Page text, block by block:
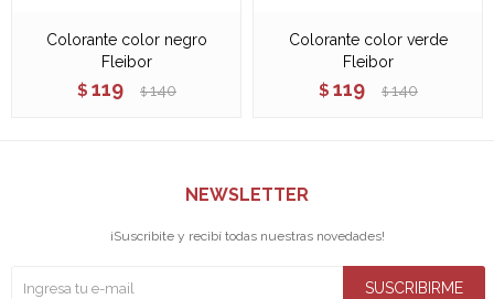
Colorante color negro
Fleibor
$ 119 $ 140
Colorante color verde
Fleibor
$ 119 $ 140
NEWSLETTER
¡Suscribite y recibí todas nuestras novedades!
SUSCRIBIRME